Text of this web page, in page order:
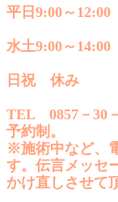
平日9:00～
水土9:00～14:00
日祝 休み
TEL 0857－30
予約制。
※施術中など、
す。伝言メッセ
かけ直しさせて